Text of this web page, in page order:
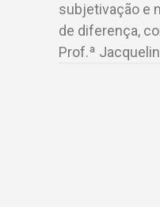
subjetivação e
de diferença,
Prof.ª